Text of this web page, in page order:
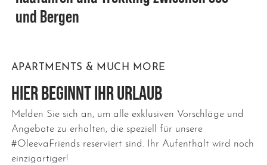
und Bergen
APARTMENTS & MUCH MORE
HIER BEGINNT IHR URLAUB
Melden Sie sich an, um alle exklusiven Vorschläge und
Angebote zu erhalten, die speziell für unsere
#OleevaFriends reserviert sind. Ihr Aufenthalt wird noch
einzigartiger!